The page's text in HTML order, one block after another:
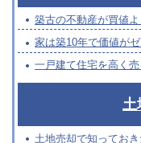
築古の不動産が買値
家は築10年で価値が
一戸建て住宅を高く
土
土地売却で知ってお